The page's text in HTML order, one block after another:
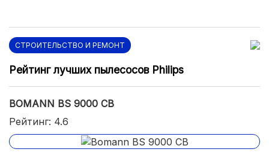
СТРОИТЕЛЬСТВО И РЕМОНТ
Рейтинг лучших пылесосов Philips
BOMANN BS 9000 CB
Рейтинг: 4.6